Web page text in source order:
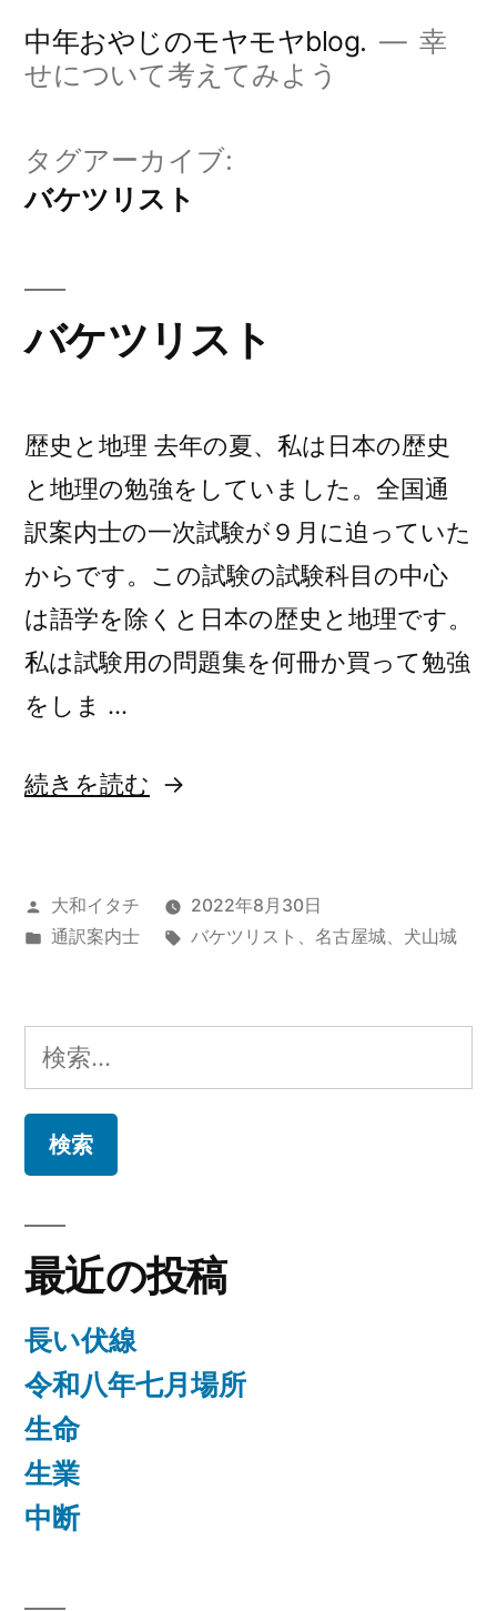
中年おやじのモヤモヤblog.
幸
せについて考えてみよう
タグアーカイブ:
バケツリスト
バケツリスト
歴史と地理 去年の夏、私は日本の歴史
と地理の勉強をしていました。全国通
訳案内士の一次試験が９月に迫っていた
からです。この試験の試験科目の中心
は語学を除くと日本の歴史と地理です。
私は試験用の問題集を何冊か買って勉強
をしま …
“バ
リ
の
続きを読む
投
稿
大和イタチ
2022年8月30日
カ
リ
ー:
通訳案内士
タ
バケツリスト 、 名古屋城、 犬山城
検
索:
最近の投稿
長い伏線
令和八年七月場所
生命
生業
中断